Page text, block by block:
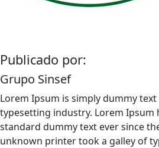
Publicado por:
Grupo Sinsef
Lorem Ipsum is simply dummy
typesetting industry. Lorem Ipsum
standard dummy text ever since
unknown printer took a galley of